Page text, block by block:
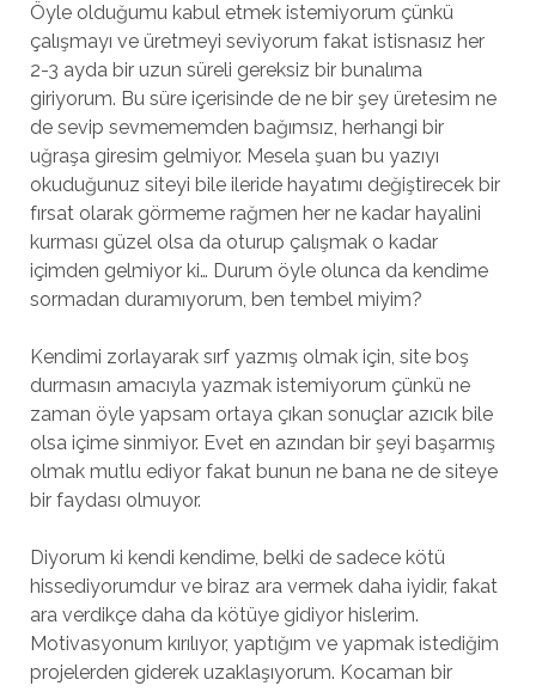
Öyle olduğumu kabul etmek istemiyorum çünkü
çalışmayı ve üretmeyi seviyorum fakat istisnasız her
2-3 ayda bir uzun süreli gereksiz bir bunalıma
giriyorum. Bu süre içerisinde de ne bir şey üretesim ne
de sevip sevmememden bağımsız, herhangi bir
uğraşa giresim gelmiyor. Mesela şuan bu yazıyı
okuduğunuz siteyi bile ileride hayatımı değiştirecek bir
fırsat olarak görmeme rağmen her ne kadar hayalini
kurması güzel olsa da oturup çalışmak o kadar
içimden gelmiyor ki… Durum öyle olunca da kendime
sormadan duramıyorum, ben tembel miyim?
Kendimi zorlayarak sırf yazmış olmak için, site boş
durmasın amacıyla yazmak istemiyorum çünkü ne
zaman öyle yapsam ortaya çıkan sonuçlar azıcık bile
olsa içime sinmiyor. Evet en azından bir şeyi başarmış
olmak mutlu ediyor fakat bunun ne bana ne de siteye
bir faydası olmuyor.
Diyorum ki kendi kendime, belki de sadece kötü
hissediyorumdur ve biraz ara vermek daha iyidir, fakat
ara verdikçe daha da kötüye gidiyor hislerim.
Motivasyonum kırılıyor, yaptığım ve yapmak istediğim
projelerden giderek uzaklaşıyorum. Kocaman bir